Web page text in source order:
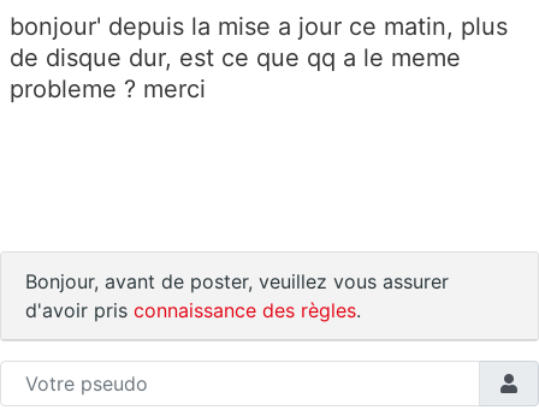
bonjour' depuis la mise a jour ce matin, plus
de disque dur, est ce que qq a le meme
probleme ? merci
Bonjour, avant de poster, veuillez vous assurer
d'avoir pris connaissance des règles.